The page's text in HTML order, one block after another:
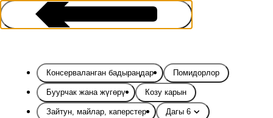
Консерваланган бадыраңдар Помидорлор
Буурчак жана жүгөрү Козу карын
Зайтун, майлар, каперстер Дагы 6